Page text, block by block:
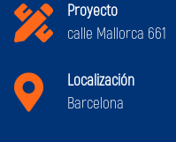
Proyecto
calle Mallorca 661
Localización
Barcelona